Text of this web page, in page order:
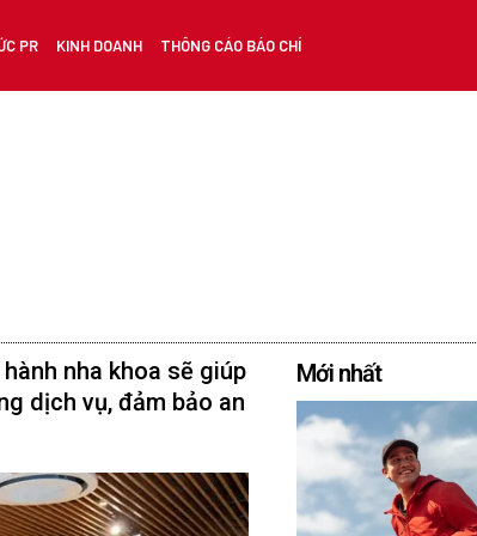
PR KINH DOANH THÔNG CÁO BÁO CHÍ
nha khoa sẽ giúp
dịch vụ, đảm bảo an
Mới nhất